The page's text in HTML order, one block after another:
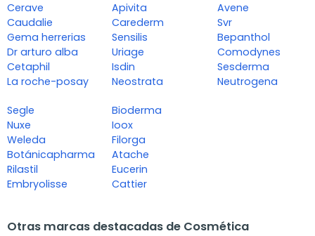
Cerave
Caudalie
Gema herrerias
Dr arturo alba
Cetaphil
La roche-posay
Apivita
Carederm
Sensilis
Uriage
Isdin
Neostrata
Avene
Svr
Bepanthol
Comodynes
Sesderma
Neutrogena
Segle
Nuxe
Weleda
Botánicapharma
Rilastil
Embryolisse
Bioderma
Ioox
Filorga
Atache
Eucerin
Cattier
Otras marcas destacadas de Cosmética